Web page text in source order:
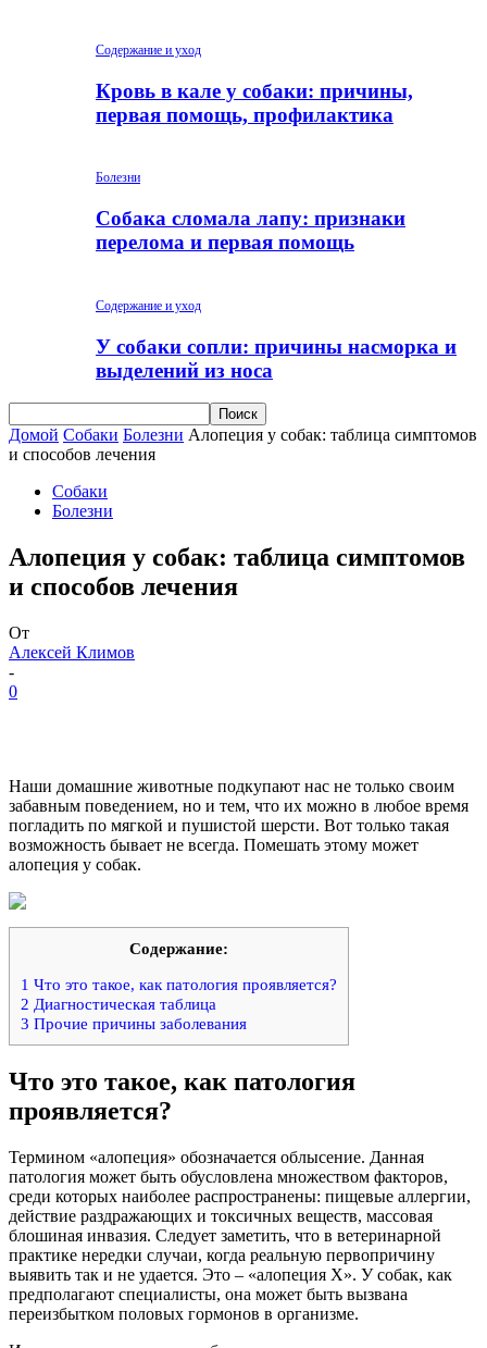
Содержание и уход
Кровь в кале у собаки: причины,
первая помощь, профилактика
Болезни
Собака сломала лапу: признаки
перелома и первая помощь
Содержание и уход
У собаки сопли: причины насморка и
выделений из носа
Домой Собаки Болезни Алопеция у собак: таблица симптомов
и способов лечения
Собаки
Болезни
Алопеция у собак: таблица симптомов
и способов лечения
От
Алексей Климов
-
0
Наши домашние животные подкупают нас не только своим
забавным поведением, но и тем, что их можно в любое время
погладить по мягкой и пушистой шерсти. Вот только такая
возможность бывает не всегда. Помешать этому может
алопеция у собак.
Содержание:
1 Что это такое, как патология проявляется?
2 Диагностическая таблица
3 Прочие причины заболевания
Что это такое, как патология
проявляется?
Термином «алопеция» обозначается облысение. Данная
патология может быть обусловлена множеством факторов,
среди которых наиболее распространены: пищевые аллергии,
действие раздражающих и токсичных веществ, массовая
блошиная инвазия. Следует заметить, что в ветеринарной
практике нередки случаи, когда реальную первопричину
выявить так и не удается. Это – «алопеция Х». У собак, как
предполагают специалисты, она может быть вызвана
переизбытком половых гормонов в организме.